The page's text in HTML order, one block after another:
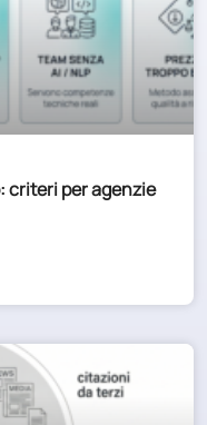
criteri per agenzie